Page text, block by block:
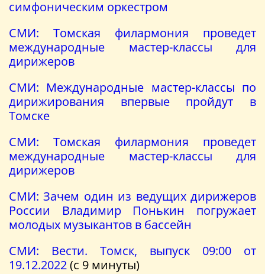
симфоническим оркестром
СМИ: Томская филармония проведет
международные мастер-классы для
дирижеров
СМИ: Международные мастер-классы по
дирижирования впервые пройдут в
Томске
СМИ: Томская филармония проведет
международные мастер-классы для
дирижеров
СМИ: Зачем один из ведущих дирижеров
России Владимир Понькин погружает
молодых музыкантов в бассейн
СМИ: Вести. Томск, выпуск 09:00 от
19.12.2022(с 9 минуты)